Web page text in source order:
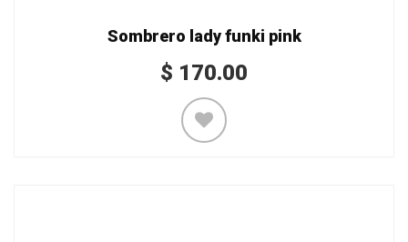
Sombrero lady funki pink
$ 170.00